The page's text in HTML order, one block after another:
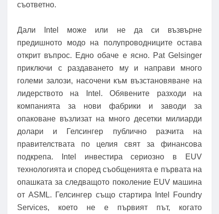
съответно.
Дали Intel може или не да си възвърне
предишното модо на полупроводниците остава
открит въпрос. Едно обаче е ясно. Pat Gelsinger
приключи с раздаването му и направи много
големи залози, насочени към възстановяване на
лидерството на Intel. Обявените разходи на
компанията за нови фабрики и заводи за
опаковане възлизат на много десетки милиарди
долари и Гелсингер публично разчита на
правителствата по целия свят за финансова
подкрепа. Intel инвестира сериозно в EUV
технологията и според съобщенията е първата на
опашката за следващото поколение EUV машина
от ASML. Гелсингер също стартира Intel Foundry
Services, което не е първият път, когато